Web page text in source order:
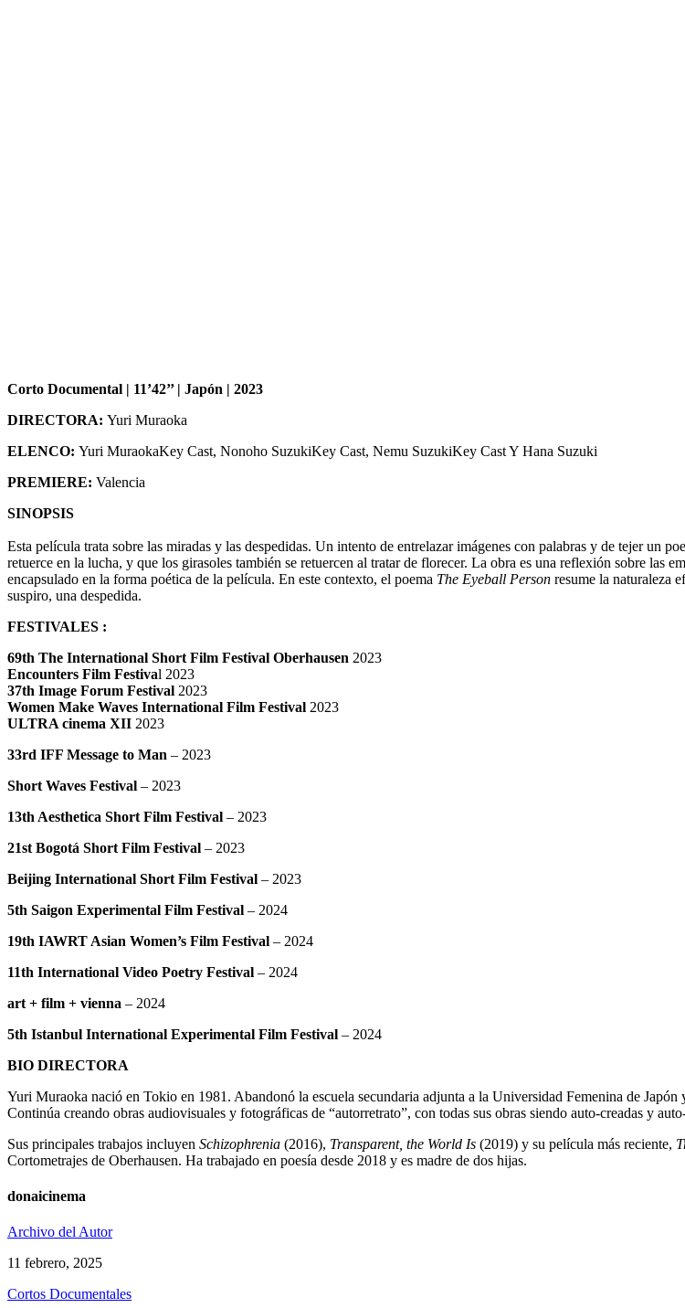
Corto Documental | 11’42’’ | Japón | 2023
DIRECTORA: Yuri Muraoka
ELENCO: Yuri MuraokaKey Cast, Nonoho SuzukiKey Cast, Nemu SuzukiKey Cast Y Hana Suzuki
PREMIERE: Valencia
SINOPSIS
Esta película trata sobre las miradas y las despedidas. Un intento de entrelazar imágenes con palabras y de tejer un
retuerce en la lucha, y que los girasoles también se retuercen al tratar de florecer. La obra es una reflexión sobre las
encapsulado en la forma poética de la película. En este contexto, el poema The Eyeball Person resume la naturaleza
suspiro, una despedida.
FESTIVALES :
69th The International Short Film Festival Oberhausen 2023
Encounters Film Festival 2023
37th Image Forum Festival 2023
Women Make Waves International Film Festival 2023
ULTRA cinema XII 2023
33rd IFF Message to Man – 2023
Short Waves Festival – 2023
13th Aesthetica Short Film Festival – 2023
21st Bogotá Short Film Festival – 2023
Beijing International Short Film Festival – 2023
5th Saigon Experimental Film Festival – 2024
19th IAWRT Asian Women’s Film Festival – 2024
11th International Video Poetry Festival – 2024
art + film + vienna – 2024
5th Istanbul International Experimental Film Festival – 2024
BIO DIRECTORA
Yuri Muraoka nació en Tokio en 1981. Abandonó la escuela secundaria adjunta a la Universidad Femenina de
Continúa creando obras audiovisuales y fotográficas de “autorretrato”, con todas sus obras siendo auto-creadas y
Sus principales trabajos incluyen Schizophrenia (2016), Transparent, the World Is (2019) y su película más reciente,
Cortometrajes de Oberhausen. Ha trabajado en poesía desde 2018 y es madre de dos hijas.
donaicinema
Archivo del Autor
11 febrero, 2025
Cortos Documentales